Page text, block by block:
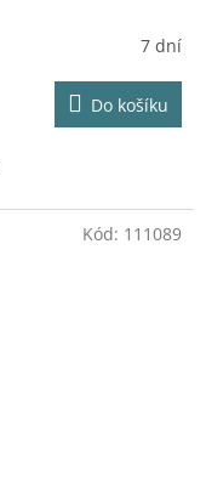
7 dní
Do košíku
Kód: 111089